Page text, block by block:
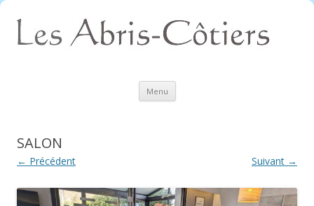
Menu Aller
contenu
SALON
← Précédent Suivant →